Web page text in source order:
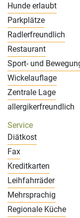
Hunde erlaubt
Parkplätze
Radlerfreundlich
Restaurant
Sport- und
Wickelauflage
Zentrale Lage
allergikerfreundlich
Service
Diätkost
Fax
Kreditkarten
Leihfahrräder
Mehrsprachig
Regionale Küche